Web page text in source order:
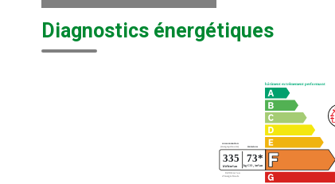
Diagnostics énergétiques